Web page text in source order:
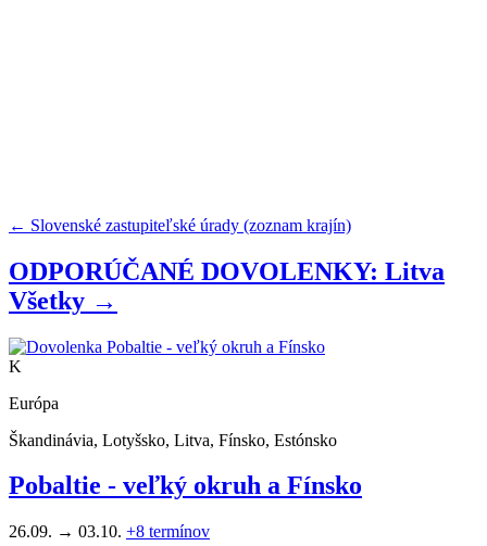
← Slovenské zastupiteľské úrady (zoznam krajín)
ODPORÚČANÉ DOVOLENKY: Litva
Všetky →
K
Európa
Škandinávia, Lotyšsko, Litva, Fínsko, Estónsko
Pobaltie - veľký okruh a Fínsko
26.09. → 03.10. +8 termínov